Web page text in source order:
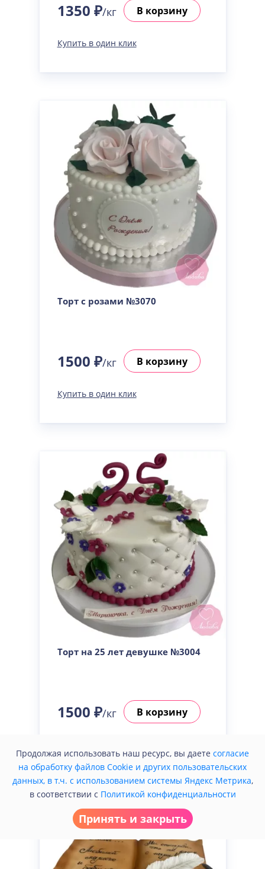
1350 ₽/кг В корзину
Купить в один клик
Торт с розами №3070
1500 ₽/кг В корзину
Купить в один клик
Торт на 25 лет девушке №3004
1500 ₽/кг В корзину
Продолжая использовать наш ресурс, вы даете согласие
на обработку файлов Cookie и других пользовательских
данных, в т.ч. с использованием системы Яндекс Метрика,
в соответствии с Политикой конфиденциальности
Принять и закрыть